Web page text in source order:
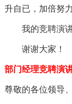
升自已，加倍努
我的竞聘演讲
谢谢大家！
部门经理竞聘演
尊敬的各位领导